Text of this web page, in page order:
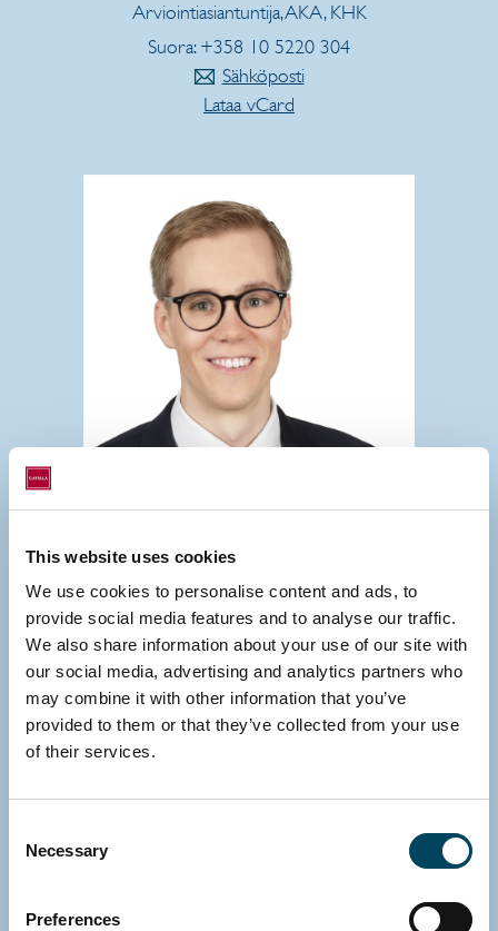
This website uses cookies
We use cookies to personalise content and ads, to
provide social media features and to analyse our traffic.
We also share information about your use of our site with
our social media, advertising and analytics partners who
may combine it with other information that you’ve
provided to them or that they’ve collected from your use
of their services.
Selection
Necessary
Preferences
Arviointiasiantuntija, AKA, KHK
Suora: +358 10 5220 304
Sähköposti
Lataa vCard
HELSINKI
Lauri Hoffren
Arviointiasiantuntija
Suora: +358 10 5220 354
Sähköposti